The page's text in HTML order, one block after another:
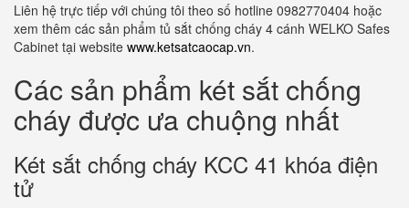
Liên hệ trực tiếp với chúng tôi theo số hotline 0982770404 hoặc
xem thêm các sản phẩm tủ sắt chống cháy 4 cánh WELKO Safes
Cabinet tại website www.ketsatcaocap.vn.
Các sản phẩm két sắt chống
cháy được ưa chuộng nhất
Két sắt chống cháy KCC 41 khóa điện
tử